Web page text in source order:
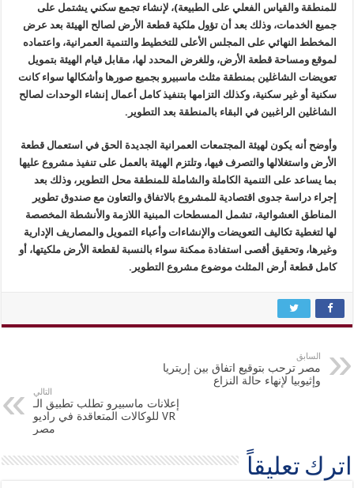
للمنطقة والقياس الفعلي على الطبيعة)، لإنشاء تجمع سكني يشتمل على
جميع الخدمات، وذلك بعد أن تؤول ملكية قطعة الأرض لصالح الهيئة بعد عرض
المخطط النهائي على المجلس الأعلى للتخطيط والتنمية العمرانية، واعتماده
لموقع ومساحة قطعة الأرض، وللغرض المحدد لها، مقابل قيام الهيئة بتمويل
تعويضات الشاغلين بمنطقة مثلث ماسبيرو بجميع صورها وأشكالها سواء كانت
سكنية أو غير سكنية، وكذلك التزامها بتنفيذ كامل أعمال إنشاء الوحدات لصالح
الشاغلين الراغبين في البقاء بالمنطقة بعد التطوير.
وأوضح أنه يكون لهيئة المجتمعات العمرانية الجديدة الحق في استعمال قطعة
الأرض واستغلالها والتصرف فيها، وتلتزم الهيئة بالعمل على تنفيذ مشروع عليها
بما يساعد على التنمية الكاملة والشاملة للمنطقة محل التطوير، وذلك بعد
إجراء دراسة جدوى اقتصادية للمشروع بالاتفاق والتعاون مع صندوق تطوير
المناطق العشوائية، تشمل المسطحات المبنية اللازمة والأنشطة المخصصة
لها لتغطية تكاليف التعويضات والإنشاءات وأعباء التمويل والمصاريف الإدارية
وغيرها، وتحقيق أقصى استفادة ممكنة سواء بالنسبة لقطعة الأرض ملكيتها، أو
كامل قطعة أرض المثلث موضوع مشروع التطوير.
السابق
مصر ترحب بتوقيع اتفاق بين إريتريا
وإثيوبيا لإنهاء حالة النزاع
التالي
إعلانات ماسبيرو تطلب تطبيق الـ
VR للوكالات المتعاقدة في راديو
مصر
اترك تعليقاً